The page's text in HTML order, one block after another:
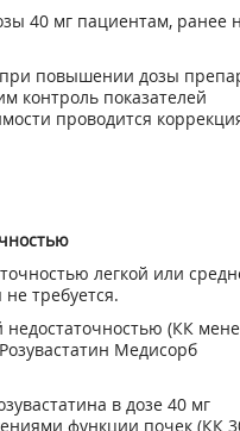
40 мг пациентам, ранее
повышении дозы
контроль показателей
проводится
легкой или
требуется.
(КК
Медисорб
в дозе 40 мг
функции почек (КК